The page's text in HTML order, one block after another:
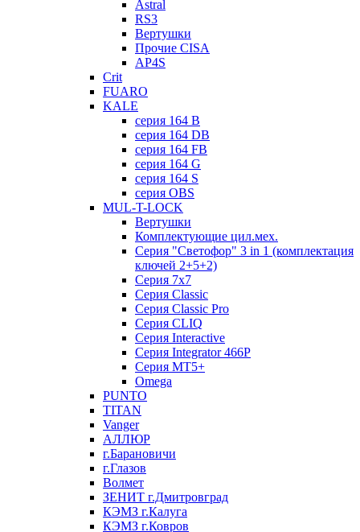
Astral
RS3
Вертушки
Прочие CISA
AP4S
Crit
FUARO
KALE
серия 164 B
серия 164 DB
серия 164 FB
серия 164 G
серия 164 S
серия OBS
MUL-T-LOCK
Вертушки
Комплектующие цил.мех.
Серия "Светофор" 3 in 1 (комплектация
ключей 2+5+2)
Серия 7х7
Серия Classic
Серия Classic Pro
Серия CLIQ
Серия Interactive
Серия Integrator 466P
Серия MT5+
Omega
PUNTO
TITAN
Vanger
АЛЛЮР
г.Барановичи
г.Глазов
Волмет
ЗЕНИТ г.Дмитровград
КЭМЗ г.Калуга
КЭМЗ г.Ковров